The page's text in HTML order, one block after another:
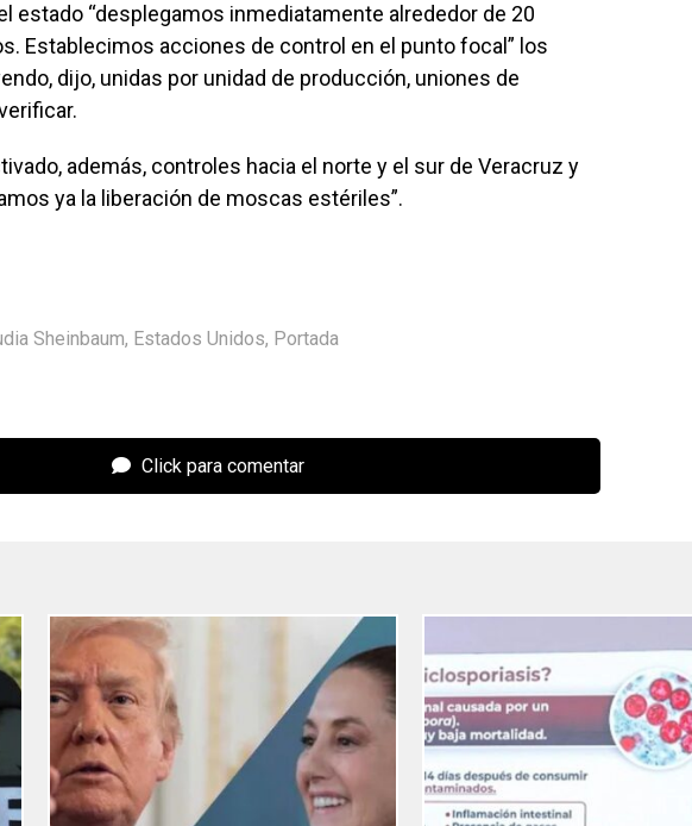
estado “desplegamos inmediatamente alrededor de 20
Establecimos acciones de control en el punto focal” los
dijo, unidas por unidad de producción, uniones de
además, controles hacia el norte y el sur de Veracruz y
ya la liberación de moscas estériles”.
Sheinbaum, Estados Unidos, Portada
Click para comentar